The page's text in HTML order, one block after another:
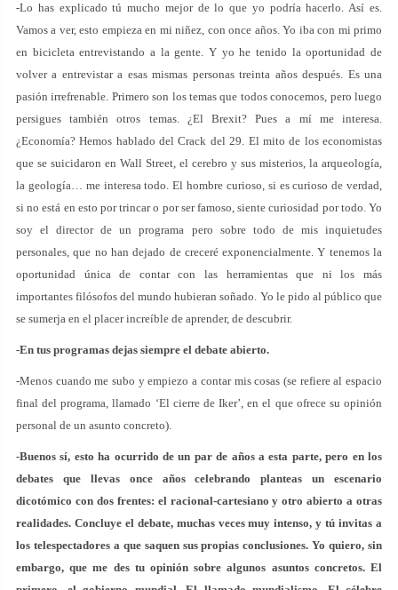
-Lo has explicado tú mucho mejor de lo que yo podría hacerlo. Así es.
Vamos a ver, esto empieza en mi niñez, con once años. Yo iba con mi primo
en bicicleta entrevistando a la gente. Y yo he tenido la oportunidad de
volver a entrevistar a esas mismas personas treinta años después. Es una
pasión irrefrenable. Primero son los temas que todos conocemos, pero luego
persigues también otros temas. ¿El Brexit? Pues a mí me interesa.
¿Economía? Hemos hablado del Crack del 29. El mito de los economistas
que se suicidaron en Wall Street, el cerebro y sus misterios, la arqueología,
la geología… me interesa todo. El hombre curioso, si es curioso de verdad,
si no está en esto por trincar o por ser famoso, siente curiosidad por todo. Yo
soy el director de un programa pero sobre todo de mis inquietudes
personales, que no han dejado de creceré exponencialmente. Y tenemos la
oportunidad única de contar con las herramientas que ni los más
importantes filósofos del mundo hubieran soñado. Yo le pido al público que
se sumerja en el placer increíble de aprender, de descubrir.
-En tus programas dejas siempre el debate abierto.
-Menos cuando me subo y empiezo a contar mis cosas (se refiere al espacio
final del programa, llamado ‘El cierre de Iker’, en el que ofrece su opinión
personal de un asunto concreto).
-Buenos sí, esto ha ocurrido de un par de años a esta parte, pero en los
debates que llevas once años celebrando planteas un escenario
dicotómico con dos frentes: el racional-cartesiano y otro abierto a otras
realidades. Concluye el debate, muchas veces muy intenso, y tú invitas a
los telespectadores a que saquen sus propias conclusiones. Yo quiero, sin
embargo, que me des tu opinión sobre algunos asuntos concretos. El